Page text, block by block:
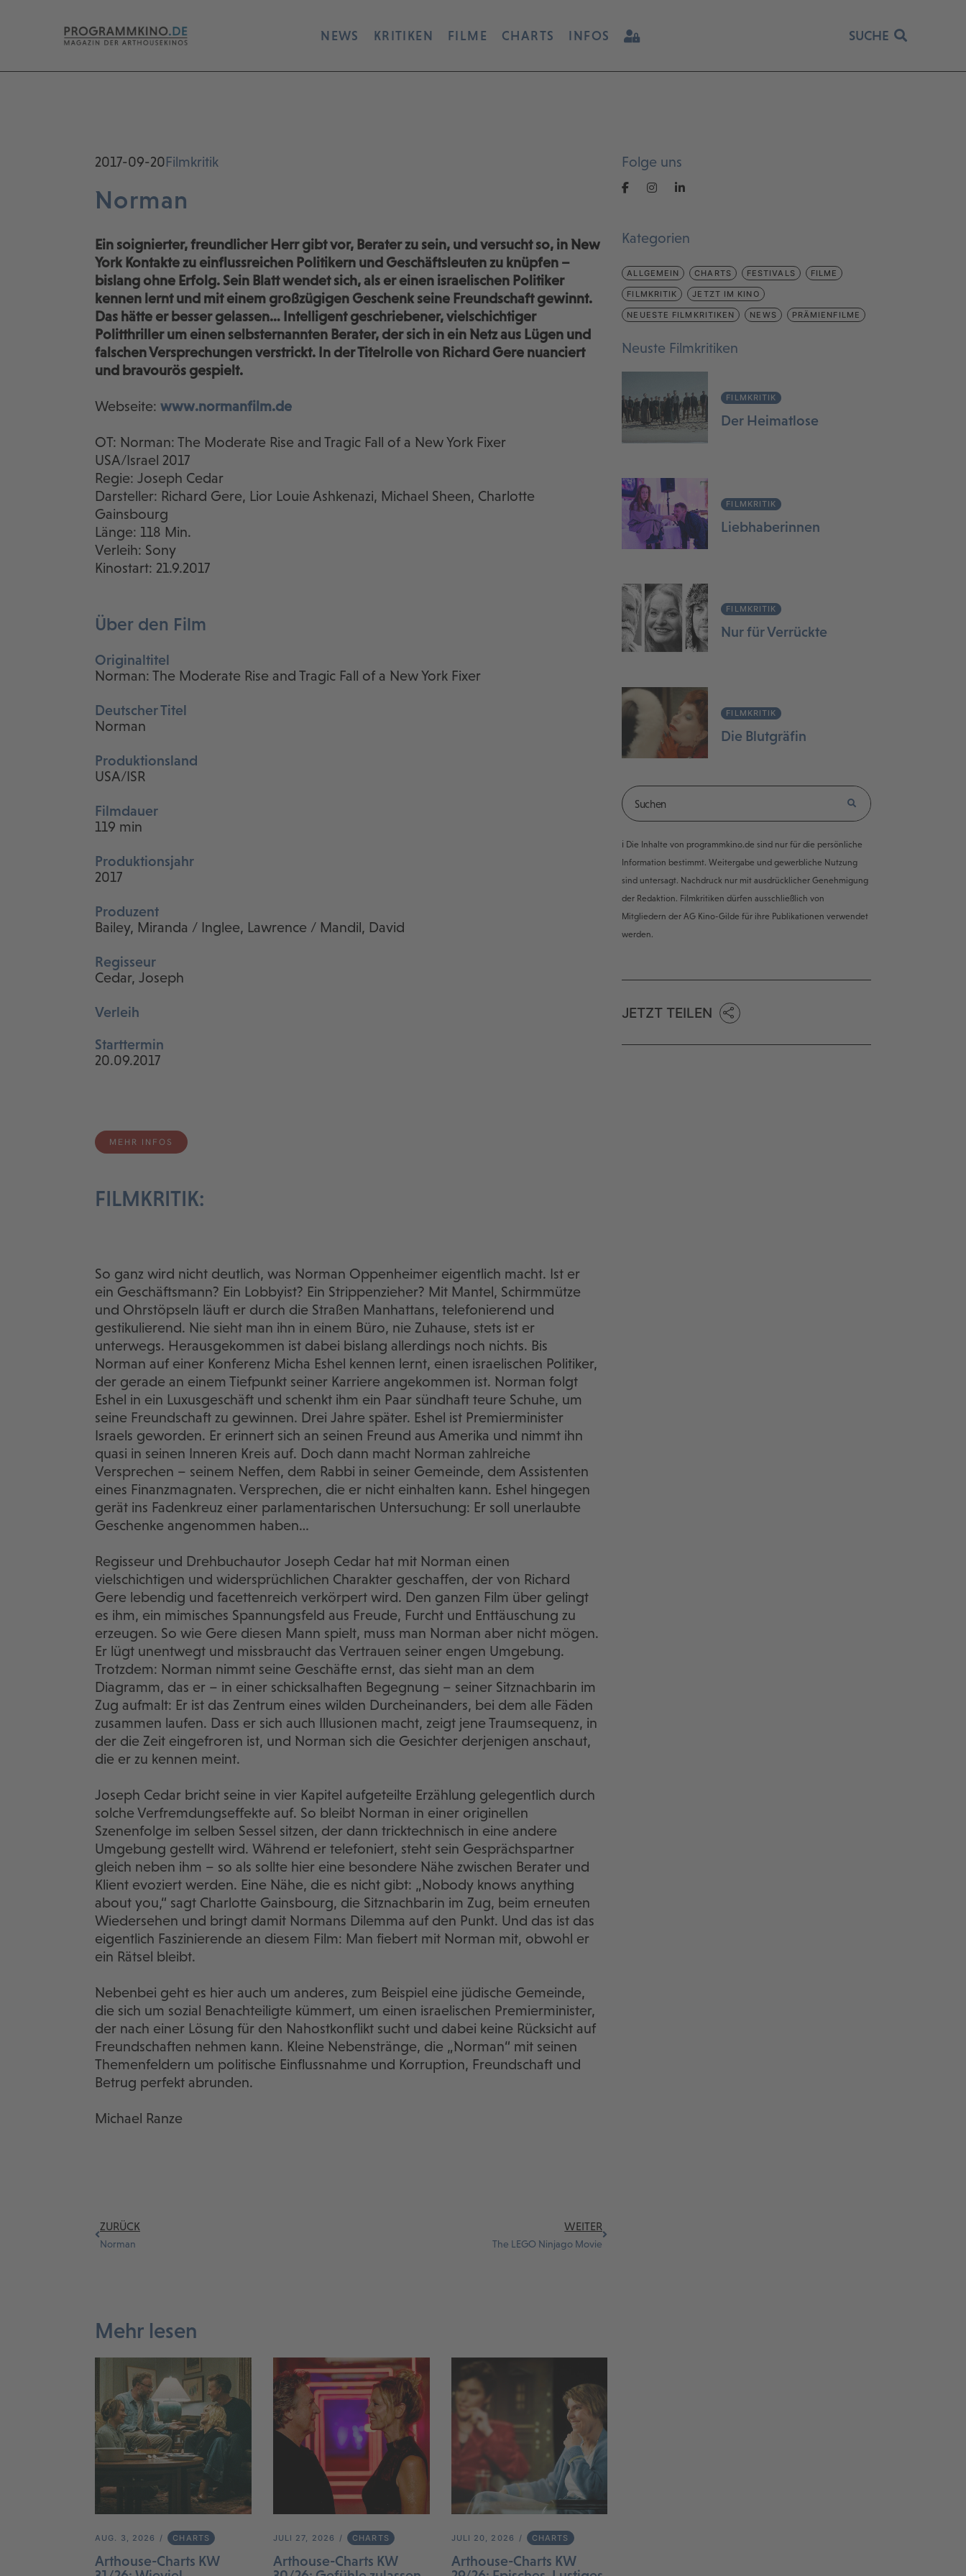
NEWS KRITIKEN FILME CHARTS INFOS SUCHE
2017-09-20Filmkritik
Norman
Ein soignierter, freundlicher Herr gibt vor, Berater zu sein, und versucht so, in New
York Kontakte zu einflussreichen Politikern und Geschäftsleuten zu knüpfen –
bislang ohne Erfolg. Sein Blatt wendet sich, als er einen israelischen Politiker
kennen lernt und mit einem großzügigen Geschenk seine Freundschaft gewinnt.
Das hätte er besser gelassen… Intelligent geschriebener, vielschichtiger
Politthriller um einen selbsternannten Berater, der sich in ein Netz aus Lügen und
falschen Versprechungen verstrickt. In der Titelrolle von Richard Gere nuanciert
und bravourös gespielt.
Webseite: www.normanfilm.de
OT: Norman: The Moderate Rise and Tragic Fall of a New York Fixer
USA/Israel 2017
Regie: Joseph Cedar
Darsteller: Richard Gere, Lior Louie Ashkenazi, Michael Sheen, Charlotte
Gainsbourg
Länge: 118 Min.
Verleih: Sony
Kinostart: 21.9.2017
Über den Film
Originaltitel
Norman: The Moderate Rise and Tragic Fall of a New York Fixer
Deutscher Titel
Norman
Produktionsland
USA/ISR
Filmdauer
119 min
Produktionsjahr
2017
Produzent
Bailey, Miranda / Inglee, Lawrence / Mandil, David
Regisseur
Cedar, Joseph
Verleih
Starttermin
20.09.2017
MEHR INFOS
FILMKRITIK:
So ganz wird nicht deutlich, was Norman Oppenheimer eigentlich macht. Ist er
ein Geschäftsmann? Ein Lobbyist? Ein Strippenzieher? Mit Mantel, Schirmmütze
und Ohrstöpseln läuft er durch die Straßen Manhattans, telefonierend und
gestikulierend. Nie sieht man ihn in einem Büro, nie Zuhause, stets ist er
unterwegs. Herausgekommen ist dabei bislang allerdings noch nichts. Bis
Norman auf einer Konferenz Micha Eshel kennen lernt, einen israelischen Politiker,
der gerade an einem Tiefpunkt seiner Karriere angekommen ist. Norman folgt
Eshel in ein Luxusgeschäft und schenkt ihm ein Paar sündhaft teure Schuhe, um
seine Freundschaft zu gewinnen. Drei Jahre später. Eshel ist Premierminister
Israels geworden. Er erinnert sich an seinen Freund aus Amerika und nimmt ihn
quasi in seinen Inneren Kreis auf. Doch dann macht Norman zahlreiche
Versprechen – seinem Neffen, dem Rabbi in seiner Gemeinde, dem Assistenten
eines Finanzmagnaten. Versprechen, die er nicht einhalten kann. Eshel hingegen
gerät ins Fadenkreuz einer parlamentarischen Untersuchung: Er soll unerlaubte
Geschenke angenommen haben…
Regisseur und Drehbuchautor Joseph Cedar hat mit Norman einen
vielschichtigen und widersprüchlichen Charakter geschaffen, der von Richard
Gere lebendig und facettenreich verkörpert wird. Den ganzen Film über gelingt
es ihm, ein mimisches Spannungsfeld aus Freude, Furcht und Enttäuschung zu
erzeugen. So wie Gere diesen Mann spielt, muss man Norman aber nicht mögen.
Er lügt unentwegt und missbraucht das Vertrauen seiner engen Umgebung.
Trotzdem: Norman nimmt seine Geschäfte ernst, das sieht man an dem
Diagramm, das er – in einer schicksalhaften Begegnung – seiner Sitznachbarin im
Zug aufmalt: Er ist das Zentrum eines wilden Durcheinanders, bei dem alle Fäden
zusammen laufen. Dass er sich auch Illusionen macht, zeigt jene Traumsequenz, in
der die Zeit eingefroren ist, und Norman sich die Gesichter derjenigen anschaut,
die er zu kennen meint.
Joseph Cedar bricht seine in vier Kapitel aufgeteilte Erzählung gelegentlich durch
solche Verfremdungseffekte auf. So bleibt Norman in einer originellen
Szenenfolge im selben Sessel sitzen, der dann tricktechnisch in eine andere
Umgebung gestellt wird. Während er telefoniert, steht sein Gesprächspartner
gleich neben ihm – so als sollte hier eine besondere Nähe zwischen Berater und
Klient evoziert werden. Eine Nähe, die es nicht gibt: „Nobody knows anything
about you,“ sagt Charlotte Gainsbourg, die Sitznachbarin im Zug, beim erneuten
Wiedersehen und bringt damit Normans Dilemma auf den Punkt. Und das ist das
eigentlich Faszinierende an diesem Film: Man fiebert mit Norman mit, obwohl er
ein Rätsel bleibt.
Nebenbei geht es hier auch um anderes, zum Beispiel eine jüdische Gemeinde,
die sich um sozial Benachteiligte kümmert, um einen israelischen Premierminister,
der nach einer Lösung für den Nahostkonflikt sucht und dabei keine Rücksicht auf
Freundschaften nehmen kann. Kleine Nebenstränge, die „Norman“ mit seinen
Themenfeldern um politische Einflussnahme und Korruption, Freundschaft und
Betrug perfekt abrunden.
Michael Ranze
ZURÜCK
Norman
WEITER
The LEGO Ninjago Movie
Mehr lesen
AUG. 3, 2026 CHARTS
Arthouse-Charts KW
JULI 27, 2026 CHARTS
Arthouse-Charts KW
JULI 20, 2026 CHARTS
Arthouse-Charts KW
Folge uns
Kategorien
ALLGEMEIN CHARTS FESTIVALS FILME
FILMKRITIK JETZT IM KINO
NEUESTE FILMKRITIKEN NEWS PRÄMIENFILME
Neuste Filmkritiken
FILMKRITIK
Der Heimatlose
FILMKRITIK
Liebhaberinnen
FILMKRITIK
Nur für Verrückte
FILMKRITIK
Die Blutgräfin
ℹ️ Die Inhalte von programmkino.de sind nur für die persönliche
Information bestimmt. Weitergabe und gewerbliche Nutzung
sind untersagt. Nachdruck nur mit ausdrücklicher Genehmigung
der Redaktion. Filmkritiken dürfen ausschließlich von
Mitgliedern der AG Kino-Gilde für ihre Publikationen verwendet
werden.
JETZT TEILEN